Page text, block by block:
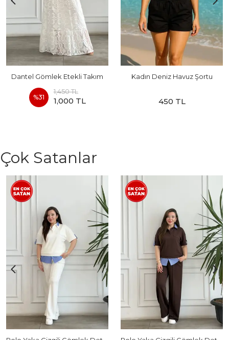
Dantel Gömlek Etekli Takım
%31
1,450 TL
1,000 TL
Kadın Deniz Havuz Şortu
450 TL
Çok Satanlar